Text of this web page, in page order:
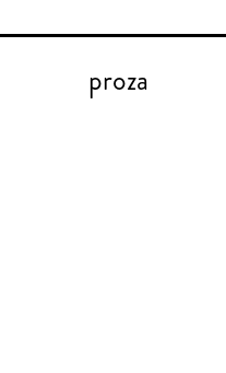
proza